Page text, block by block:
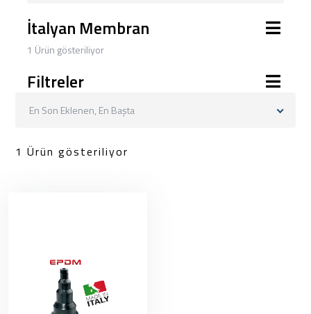
İtalyan Membran
1 Ürün gösteriliyor
Filtreler
En Son Eklenen, En Başta
1 Ürün gösteriliyor